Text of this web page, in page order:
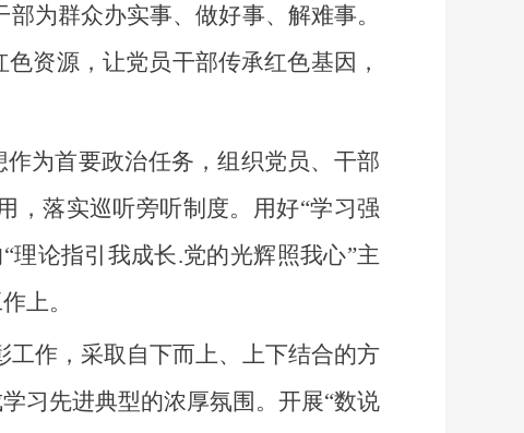
为群众办实事、做好事、解难事。
资源，让党员干部传承红色基因，
为首要政治任务，组织党员、干部
，落实巡听旁听制度。用好“学习强
理论指引我成长.党的光辉照我心”主
上。
工作，采取自下而上、上下结合的方
习先进典型的浓厚氛围。开展“数说